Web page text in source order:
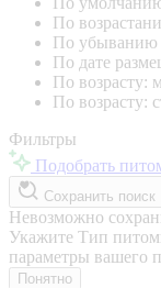
По
По убыванию
По дате
По возрасту:
По возрасту:
Фильтры
Подобрать
Сохранить поиск
Невозможно
Укажите Тип
параметры вашего
Понятно